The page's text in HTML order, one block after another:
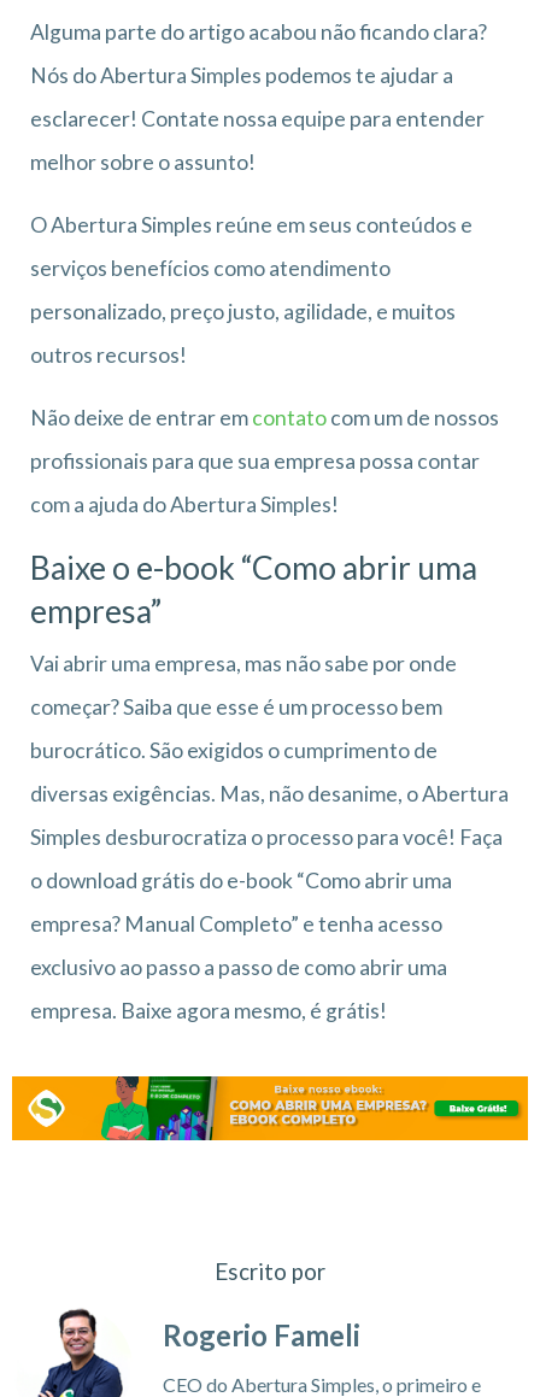
Alguma parte do artigo acabou não ficando clara?
Nós do Abertura Simples podemos te ajudar a
esclarecer! Contate nossa equipe para entender
melhor sobre o assunto!
O Abertura Simples reúne em seus conteúdos e
serviços benefícios como atendimento
personalizado, preço justo, agilidade, e muitos
outros recursos!
Não deixe de entrar emcontatocom um de nossos
profissionais para que sua empresa possa contar
com a ajuda do Abertura Simples!
Baixe o e-book “Como abrir uma
empresa”
Vai abrir uma empresa, mas não sabe por onde
começar? Saiba que esse é um processo bem
burocrático. São exigidos o cumprimento de
diversas exigências. Mas, não desanime, o Abertura
Simples desburocratiza o processo para você! Faça
o download grátis do e-book “Como abrir uma
empresa? Manual Completo” e tenha acesso
exclusivo ao passo a passo de como abrir uma
empresa. Baixe agora mesmo, é grátis!
Escrito por
Rogerio Fameli
CEO do Abertura Simples, o primeiro e